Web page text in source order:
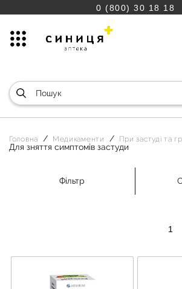
0 (800) 30 18 18
Головна Медикаменти При застуді та
Для зняття симптомів застуди
Фільтр
1